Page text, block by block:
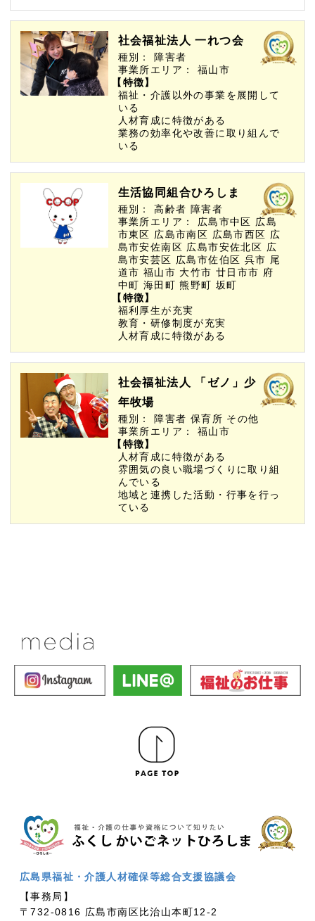
社会福祉法人 一れつ会
種別：
障害者
事業所エリア：
福山市
【特徴】
福祉・介護以外の事業を展開して
いる
人材育成に特徴がある
業務の効率化や改善に取り組んで
いる
生活協同組合ひろしま
種別： 高齢者 障害者
事業所エリア：
広島市中区 広島
市東区 広島市南区 広島市西区 広
島市安佐南区 広島市安佐北区 広
島市安芸区 広島市佐伯区 呉市 尾
道市 福山市 大竹市廿日市市 府
中町 海田町熊野町坂町
【特徴】
福利厚生が充実
教育・研修制度が充実
人材育成に特徴がある
社会福祉法人 「ゼノ」少
年牧場
種別： 障害者 保育所 その他
事業所エリア：
福山市
【特徴】
人材育成に特徴がある
雰囲気の良い職場づくりに取り組
んでいる
地域と連携した活動・行事を行っ
ている
広島県福祉・介護人材確保等総合支援協議会
【事務局】
〒732-0816 広島市南区比治山本町12-2